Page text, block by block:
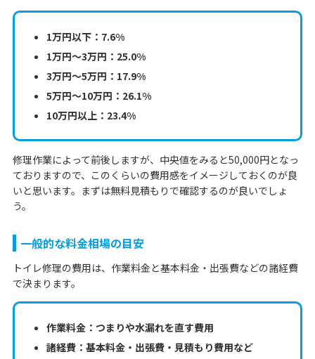
1万円以下：7.6%
1万円〜3万円：25.0%
3万円〜5万円：17.9%
5万円〜10万円：26.1%
10万円以上：23.4%
修理作業によって前後しますが、中央値をみると50,000円となっ
ておりますので、このくらいの費用感をイメージしておくのが良
いと思います。まずは無料見積もりで確認するのが良いでしょ
う。
一般的な料金相場の目安
トイレ修理の費用は、作業料金と基本料金・出張費などの諸経費
で決まります。
作業料金：つまりや水漏れを直す費用
諸経費：基本料金・出張費・見積もり費用など